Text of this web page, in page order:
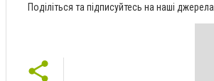
Поділіться та підписуйтесь на наші джерела